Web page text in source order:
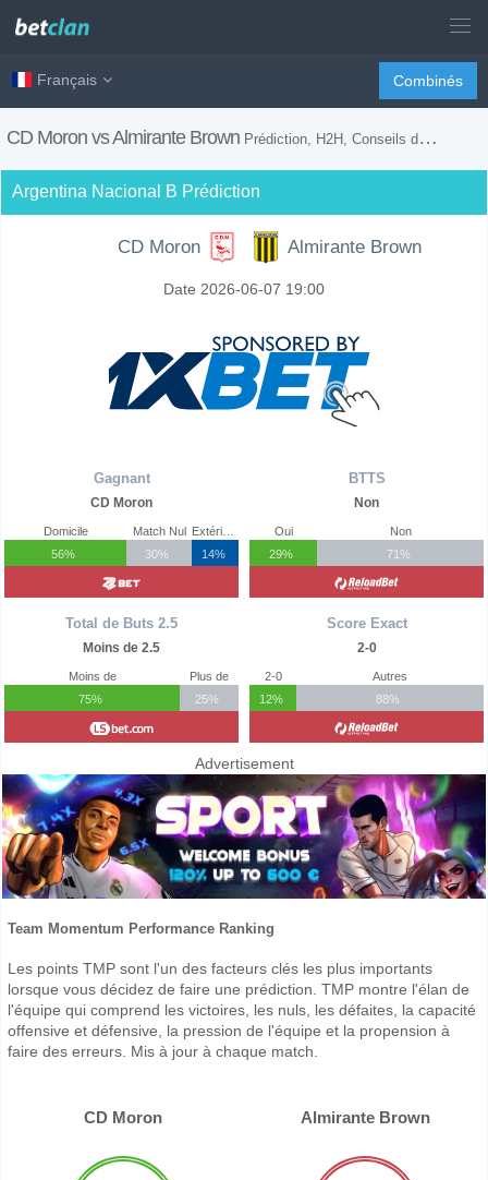
Français Combinés
CD Moron vs Almirante Brown Prédiction, H2H, Conseils de Paris et Prévision du Match
Argentina Nacional B Prédiction
CD Moron Almirante Brown
Date 2026-06-07 19:00
Gagnant
CD Moron
Domicile
56%
Match Nul
30%
14%
Total de Buts 2.5
Moins de 2.5
Moins de
75%
Plus de
25%
BTTS
Non
Oui
29%
Non
71%
Score Exact
2-0
2-0
12%
Autres
88%
Advertisement
Team Momentum Performance Ranking
Les points TMP sont l'un des facteurs clés les plus importants
lorsque vous décidez de faire une prédiction. TMP montre l'élan de
l'équipe qui comprend les victoires, les nuls, les défaites, la capacité
offensive et défensive, la pression de l'équipe et la propension à
faire des erreurs. Mis à jour à chaque match.
CD Moron Almirante Brown